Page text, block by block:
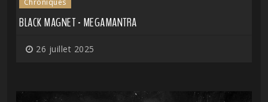
Chroniques
BLACK MAGNET - MEGAMANTRA
26 juillet 2025